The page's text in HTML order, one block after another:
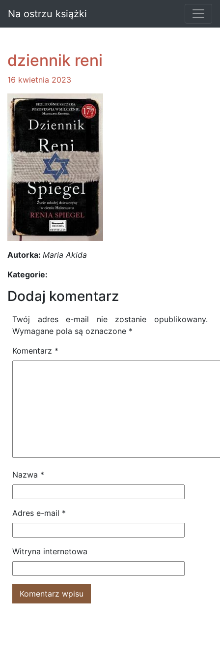
Na ostrzu książki
dziennik reni
16 kwietnia 2023
Autorka: Maria Akida
Kategorie:
Dodaj komentarz
Twój adres e-mail nie zostanie opublikowany.
Wymagane pola są oznaczone *
Komentarz *
Nazwa *
Adres e-mail *
Witryna internetowa